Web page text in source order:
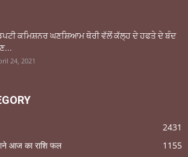
ਕਮਿਸ਼ਨਰ ਘਣਸ਼ਿਆਮ ਥੋਰੀ ਵੱਲੋਂ ਕੱਲ੍ਹ ਦੇ ਹਫਤੇ ਦੇ ਬੰਦ
24, 2021
2431
आज का राशि फल
1155